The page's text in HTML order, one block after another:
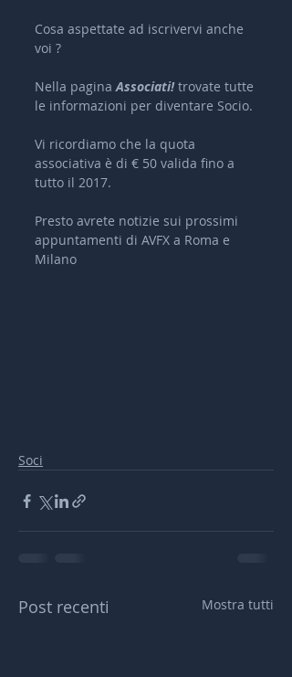
Cosa aspettate ad iscrivervi anche
voi ?
Nella pagina Associati! trovate tutte
le informazioni per diventare Socio.
Vi ricordiamo che la quota
associativa è di € 50 valida fino a
tutto il 2017.
Presto avrete notizie sui prossimi
appuntamenti di AVFX a Roma e
Milano
Soci
Post recenti Mostra tutti